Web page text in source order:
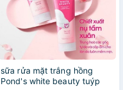
sữa rửa mặt trắng hồng
Pond's white beauty tuýp